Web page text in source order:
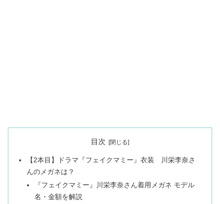
目次
【2本目】ドラマ『フェイクマミー』衣装 川栄李奈さ
んのメガネは？
『フェイクマミー』川栄李奈さん着用メガネ モデル
名・金額を解説